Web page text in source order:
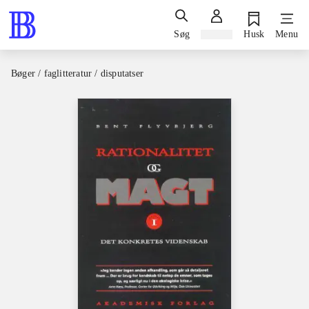
Søg Husk Menu
Bøger / faglitteratur / disputatser